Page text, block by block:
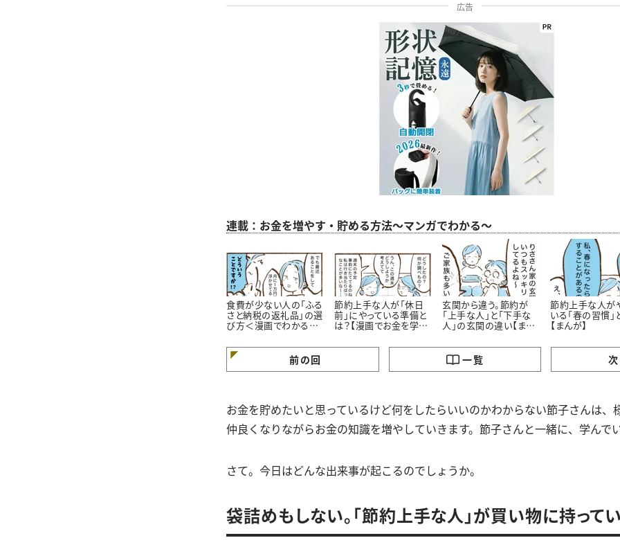
広告
連載：お金を増やす・貯める方法～マンガでわかる～
食費が少ない人の「ふる
さと納税の返礼品」の選
び方＜漫画でわかるお
節約上手な人が「休日
前」にやっている準備と
は？【漫画でお金を学
玄関から違う。節約が
「上手な人」と「下手な
人」の玄関の違い【まん
節約上手な人が
いる「春の習慣」
【まんが】
前の回 一覧
お金を貯めたいと思っているけど何をしたらいいのかわからない節子さんは、
仲良くなりながらお金の知識を増やしていきます。節子さんと一緒に、学んで
さて。今日はどんな出来事が起こるのでしょうか。
袋詰めもしない。「節約上手な人」が買い物に持って